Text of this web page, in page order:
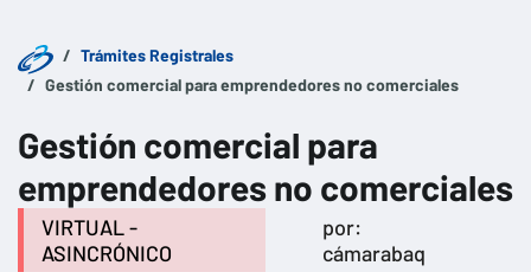
Trámites Registrales
Gestión comercial para emprendedores no comerciales
Gestión comercial para
emprendedores no comerciales
VIRTUAL -
ASINCRÓNICO
por:
cámarabaq